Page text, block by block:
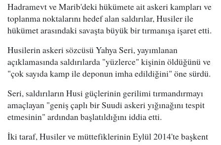
Hadramevt ve Marib'deki hükümete ait askeri kampları ve
toplanma noktalarını hedef alan saldırılar, Husiler ile
hükümet arasındaki savaşta büyük bir tırmanışa işaret etti.
Husilerin askeri sözcüsü Yahya Seri, yayımlanan
açıklamasında saldırılarda "yüzlerce" kişinin öldüğünü ve
"çok sayıda kamp ile deponun imha edildiğini" öne sürdü.
Seri, saldırıların Husi güçlerinin gerilimi tırmandırmayı
amaçlayan "geniş çaplı bir Suudi askeri yığınağını tespit
etmesinin" ardından başlatıldığını iddia etti.
İki taraf, Husiler ve müttefiklerinin Eylül 2014'te başkent